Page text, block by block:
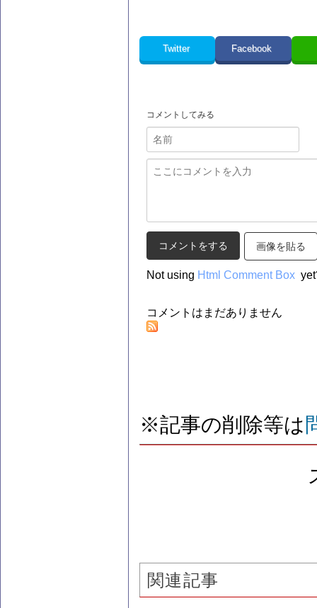
Twitter Facebook
コメントしてみる
画像を貼る
Not using Html Comment Box
コメントはまだありません
※記事の削除等は
関連記事